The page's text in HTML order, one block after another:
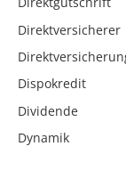
Direktversicherer
Dispokredit
Dividende
Dynamik